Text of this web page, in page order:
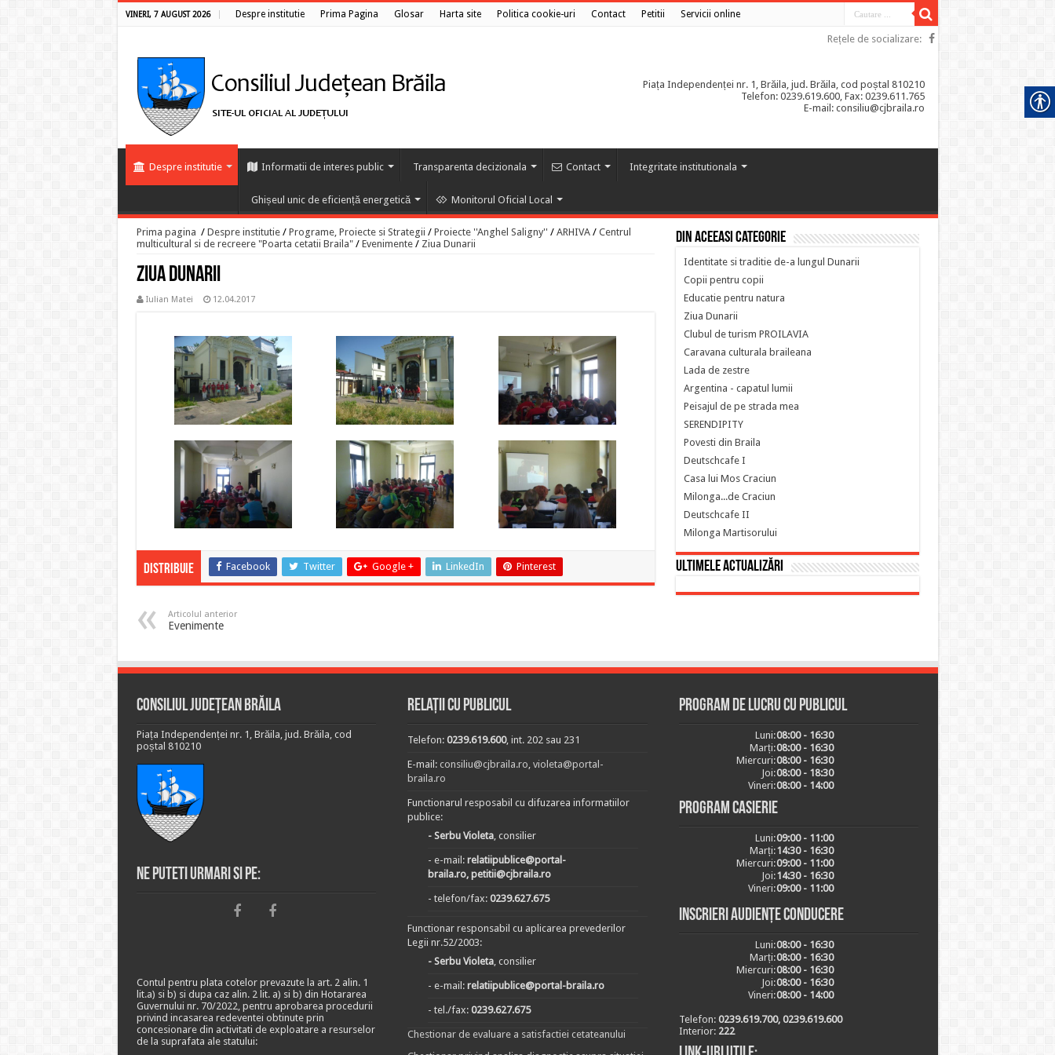
VINERI, 7 AUGUST 2026 Despre institutie Prima Pagina Glosar Harta site Politica cookie-uri Contact Petitii Servicii online
Rețele de socializare:
Piața Independenței nr. 1, Brăila, jud. Brăila, cod poștal 810210
Telefon: 0239.619.600, Fax: 0239.611.765
E-mail: consiliu@cjbraila.ro
Despre institutie Informatii de interes public Transparenta decizionala Contact Integritate institutionala
Ghișeul unic de eficiență energetică Monitorul Oficial Local
Prima pagina / Despre institutie / Programe, Proiecte si Strategii / Proiecte ''Anghel Saligny'' / ARHIVA / Centrul
multicultural si de recreere "Poarta cetatii Braila" / Evenimente / Ziua Dunarii
Ziua Dunarii
Iulian Matei 12.04.2017
Distribuie Facebook Twitter Google + LinkedIn Pinterest
Articolul anterior
Evenimente
Din aceeasi categorie
Identitate si traditie de-a lungul Dunarii
Copii pentru copii
Educatie pentru natura
Ziua Dunarii
Clubul de turism PROILAVIA
Caravana culturala braileana
Lada de zestre
Argentina - capatul lumii
Peisajul de pe strada mea
SERENDIPITY
Povesti din Braila
Deutschcafe I
Casa lui Mos Craciun
Milonga...de Craciun
Deutschcafe II
Milonga Martisorului
Ultimele actualizări
Consiliul Județean Brăila
Piața Independenței nr. 1, Brăila, jud. Brăila, cod
poștal 810210
Ne puteti urmari si pe:
Contul pentru plata cotelor prevazute la art. 2 alin. 1
lit.a) si b) si dupa caz alin. 2 lit. a) si b) din Hotararea
Guvernului nr. 70/2022, pentru aprobarea procedurii
privind incasarea redeventei obtinute prin
concesionare din activitati de exploatare a resurselor
de la suprafata ale statului:
Relații cu publicul
Telefon:0239.619.600, int. 202 sau 231
E-mail:consiliu@cjbraila.ro,violeta@portal-
braila.ro
Functionarul resposabil cu difuzarea informatiilor
publice:
- Serbu Violeta, consilier
- e-mail:relatiipublice@portal-
braila.ro, petitii@cjbraila.ro
- telefon/fax:0239.627.675
Functionar responsabil cu aplicarea prevederilor
Legii nr.52/2003:
- Serbu Violeta, consilier
- e-mail:relatiipublice@portal-braila.ro
- tel./fax:0239.627.675
Chestionar de evaluare a satisfactiei cetateanului
Program de lucru cu publicul
Luni:08:00 - 16:30
Marți:08:00 - 16:30
Miercuri:08:00 - 16:30
Joi:08:00 - 18:30
Vineri:08:00 - 14:00
Program casierie
Luni:09:00 - 11:00
Marți:14:30 - 16:30
Miercuri:09:00 - 11:00
Joi:14:30 - 16:30
Vineri:09:00 - 11:00
Inscrieri audiențe conducere
Luni:08:00 - 16:30
Marți:08:00 - 16:30
Miercuri:08:00 - 16:30
Joi:08:00 - 16:30
Vineri:08:00 - 14:00
Telefon: 0239.619.700, 0239.619.600
Interior: 222